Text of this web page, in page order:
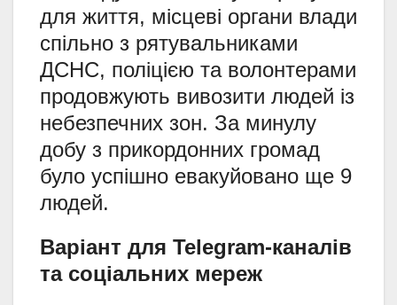
для життя, місцеві органи влади
спільно з рятувальниками
ДСНС, поліцією та волонтерами
продовжують вивозити людей із
небезпечних зон. За минулу
добу з прикордонних громад
було успішно евакуйовано ще 9
людей.
Варіант для Telegram-каналів
та соціальних мереж